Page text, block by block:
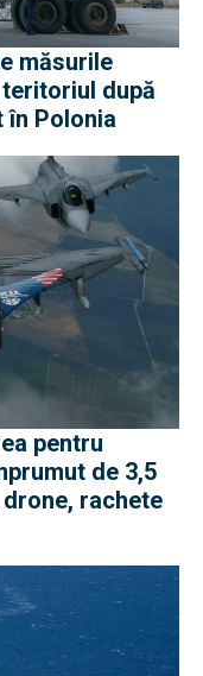
măsurile
după
în Polonia
pentru
de 3,5
rachete